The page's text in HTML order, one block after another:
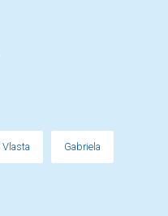
Vlasta Gabriela